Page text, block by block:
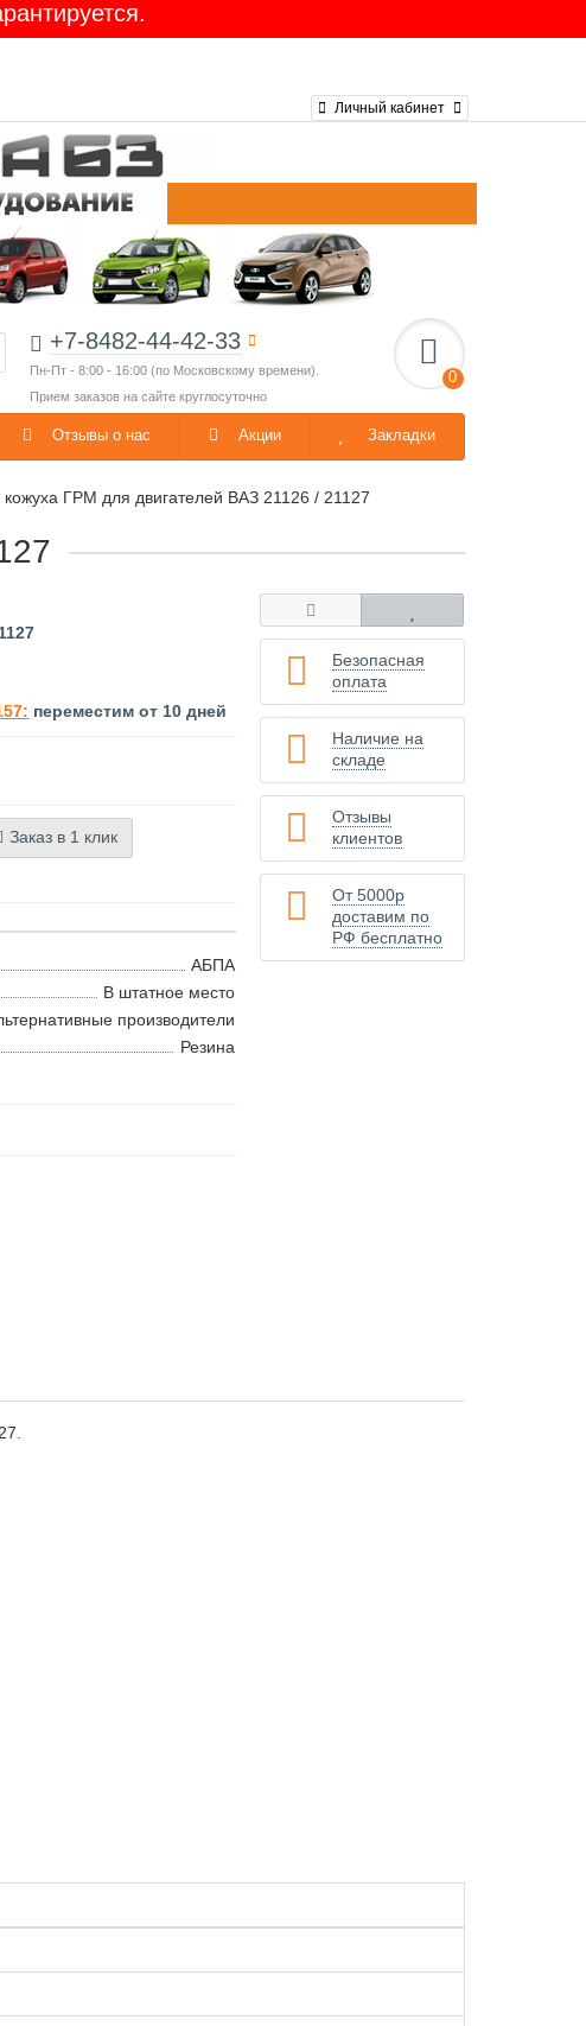
Личный кабинет
+7-8482-44-42-33
Пн-Пт - 8:00 - 16:00 (по Московскому времени).
Прием заказов на сайте круглосуточно
0
Отзывы о нас Акции Закладки
кожуха ГРМ для двигателей ВАЗ 21126 / 21127
переместим от 10 дней
Заказ в 1 клик
АБПА
В штатное место
производители
Резина
Безопасная
оплата
Наличие на
складе
Отзывы
клиентов
От 5000р
доставим по
РФ бесплатно